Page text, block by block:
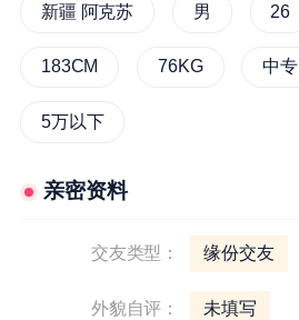
新疆 阿克苏 男 26
183CM 76KG 中专
5万以下
亲密资料
交友类型： 缘份交友
外貌自评： 未填写